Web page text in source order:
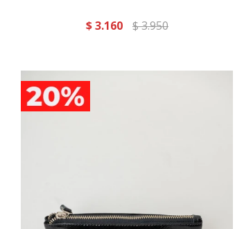
$ 3.160 $3.950